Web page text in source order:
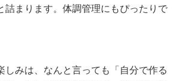
詰まります。体調管理にもぴったりで
しみは、なんと言っても「自分で作る